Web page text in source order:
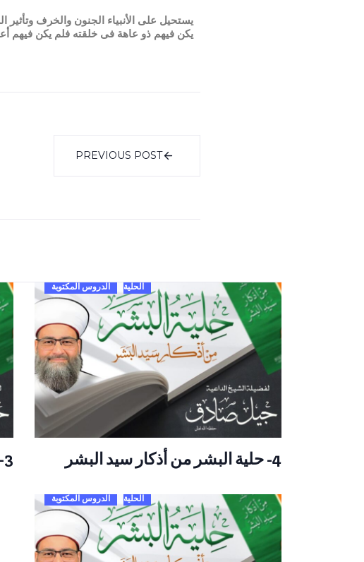
يستحيل على الأنبياء الجنون والخرف
يكن فيهم ذو عاهة فى خلقته فلم يكن فيهم
PREVIOUS POST
الحلية الدروس المكتوبة
4- حلية البشر من أذكار سيد البشر 3- حلية البشر من أذكار سيد البشر
الحلية الدروس المكتوبة